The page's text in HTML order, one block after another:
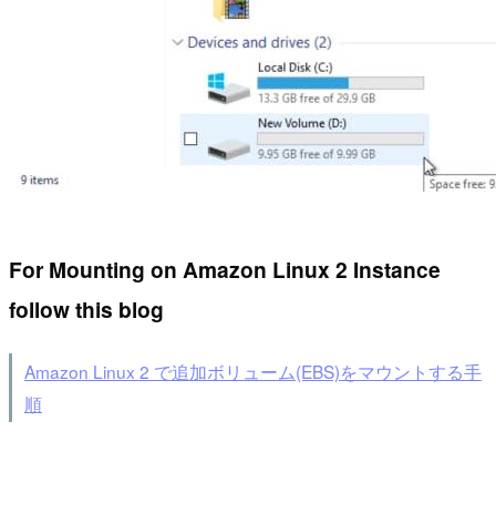
For Mounting on Amazon Linux 2 Instance
follow this blog
Amazon Linux 2 で追加ボリューム(EBS)をマウントする手
順